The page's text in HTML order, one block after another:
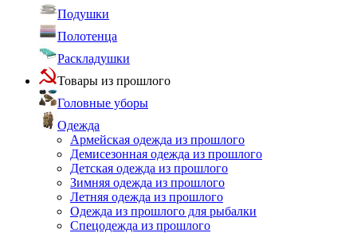
Подушки
Полотенца
Раскладушки
Товары из прошлого
Головные уборы
Одежда
Армейская одежда из прошлого
Демисезонная одежда из прошлого
Детская одежда из прошлого
Зимняя одежда из прошлого
Летняя одежда из прошлого
Одежда из прошлого для рыбалки
Спецодежда из прошлого